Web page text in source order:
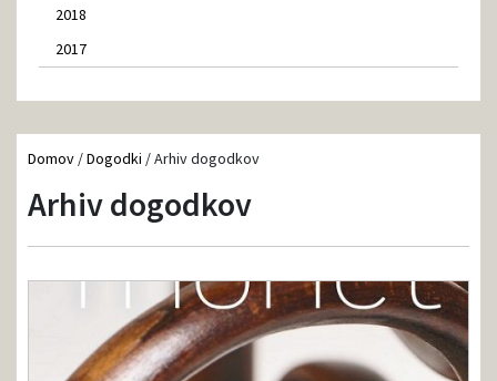
2018
2017
Domov /Dogodki /Arhiv dogodkov
Arhiv dogodkov